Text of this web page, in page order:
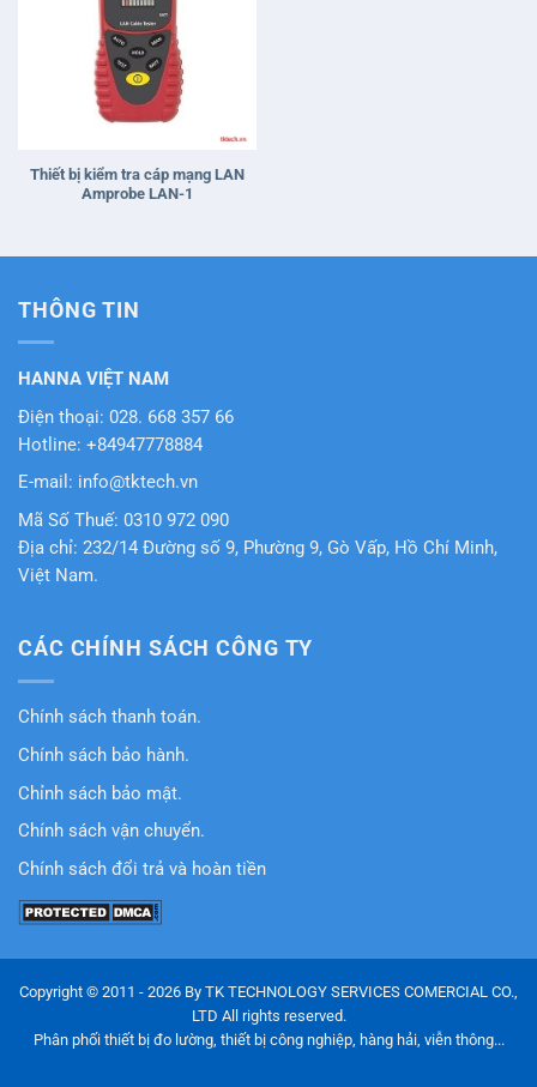
Thiết bị kiểm tra cáp mạng LAN
Amprobe LAN-1
THÔNG TIN
HANNA VIỆT NAM
Điện thoại: 028. 668 357 66
Hotline: +84947778884
E-mail: info@tktech.vn
Mã Số Thuế: 0310 972 090
Địa chỉ: 232/14 Đường số 9, Phường 9, Gò Vấp, Hồ Chí Minh,
Việt Nam.
CÁC CHÍNH SÁCH CÔNG TY
Chính sách thanh toán.
Chính sách bảo hành.
Chỉnh sách bảo mật.
Chính sách vận chuyển.
Chính sách đổi trả và hoàn tiền
Copyright © 2011 - 2026 By TK TECHNOLOGY SERVICES COMERCIAL CO.,
LTD All rights reserved.
Phân phối thiết bị đo lường, thiết bị công nghiệp, hàng hải, viễn thông...